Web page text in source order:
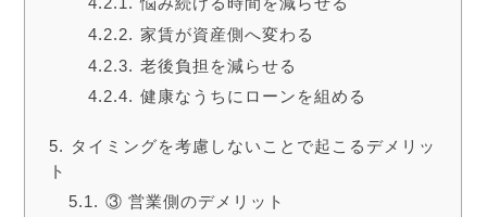
家賃が資産側へ変わる
老後負担を減らせる
健康なうちにローンを組める
タイミングを考慮しないことで起こるデメリッ
ト
③ 営業側のデメリット